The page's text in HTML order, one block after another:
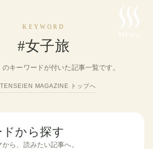
KEYWORD
#女子旅
のキーワードが付いた記事一覧です。
MAGAZINE トップへ
ドから探す
ら、読みたい記事へ。